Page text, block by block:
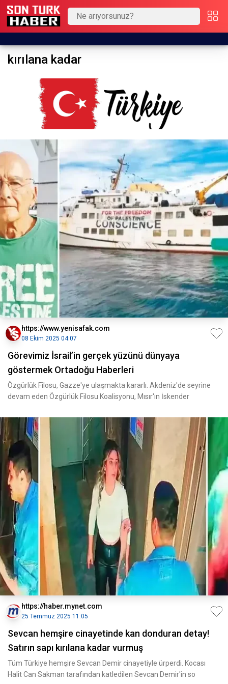
kırılana kadar
https://www.yenisafak.com
08 Ekim 2025 04:07
Görevimiz İsrail’in gerçek yüzünü dünyaya
göstermek Ortadoğu Haberleri
Özgürlük Filosu, Gazze'ye ulaşmakta kararlı. Akdeniz'de seyrine
devam eden Özgürlük Filosu Koalisyonu, Mısır'ın İskender
https://haber.mynet.com
25 Temmuz 2025 11:05
Sevcan hemşire cinayetinde kan donduran detay!
Satırın sapı kırılana kadar vurmuş
Tüm Türkiye hemşire Sevcan Demir cinayetiyle ürperdi. Kocası
Halit Can Sakman tarafından katledilen Sevcan Demir'in so